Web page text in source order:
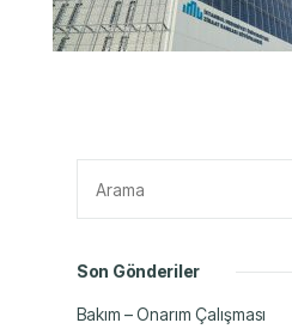
Son Gönderiler
Bakım – Onarım Çalışması